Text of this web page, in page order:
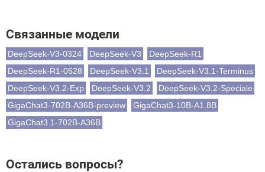
Связанные модели
DeepSeek-V3-0324 DeepSeek-V3
DeepSeek-R1
DeepSeek-R1-0528
DeepSeek-V3.1
DeepSeek-V3.1-Terminus
DeepSeek-V3.2-Exp
DeepSeek-V3.2
DeepSeek-V3.2-Speciale
GigaChat3-702B-A36B-preview
GigaChat3-10B-A1.8B
GigaChat3.1-702B-A36B
Остались вопросы?